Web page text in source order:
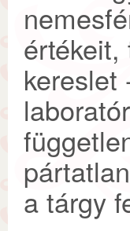
értékeit,
kereslet
a tárgy